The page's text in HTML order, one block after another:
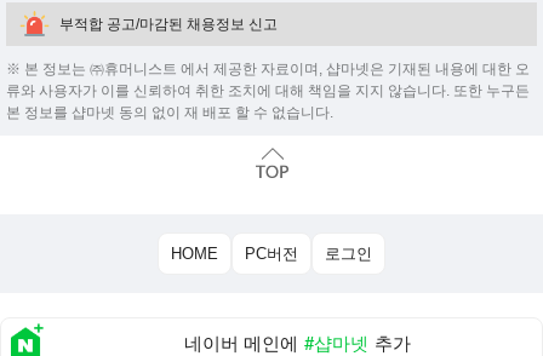
부적합 공고/마감된 채용정보 신고
※ 본 정보는 ㈜휴머니스트 에서 제공한 자료이며, 샵마넷은 기재된 내용에 대한 오
류와 사용자가 이를 신뢰하여 취한 조치에 대해 책임을 지지 않습니다. 또한 누구든
본 정보를 샵마넷 동의 없이 재 배포 할 수 없습니다.
HOME PC버전 로그인
네이버 메인에 #샵마넷 추가